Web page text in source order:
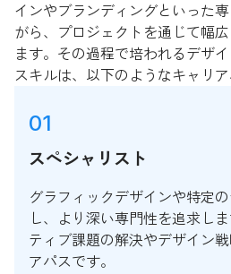
インやブランディングといった
がら、プロジェクトを通じて幅
ます。その過程で培われるデザ
スキルは、以下のようなキャリ
01
スペシャリスト
グラフィックデザインや特定
し、より深い専門性を追求し
ティブ課題の解決やデザイン
アパスです。